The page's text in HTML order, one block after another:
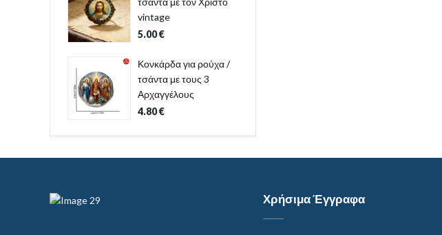
vintage
5.00€
Κονκάρδα για ρούχα /
τσάντα με τους 3
Αρχαγγέλους
4.80€
Χρήσιμα Έγγραφα